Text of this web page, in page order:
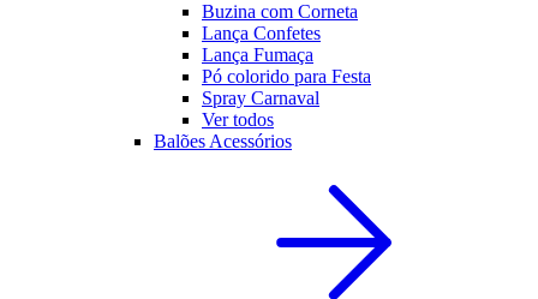
Buzina com Corneta
Lança Confetes
Lança Fumaça
Pó colorido para Festa
Spray Carnaval
Ver todos
Balões Acessórios